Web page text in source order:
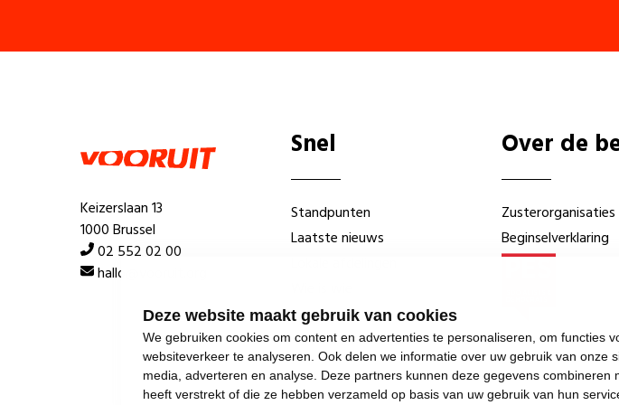
Deze website maakt gebruik van cookies
We gebruiken cookies om content en advertenties te personaliseren, om functies
websiteverkeer te analyseren. Ook delen we informatie over uw gebruik van onze
media, adverteren en analyse. Deze partners kunnen deze gegevens combineren
heeft verstrekt of die ze hebben verzameld op basis van uw gebruik van hun
Keizerslaan 13
1000 Brussel
02 552 02 00
hallo@vooruit.org
Snel
Standpunten
Laatste nieuws
Over de
Zusterorganisaties
Beginselverklaring